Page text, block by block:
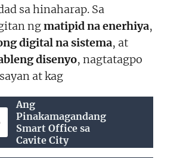
sa hinaharap. Sa
ngmatipid na enerhiya,
digital na sistema, at
disenyo, nagtatagpo
at kag
Ang
Pinakamagandang
Smart Office sa
Cavite City